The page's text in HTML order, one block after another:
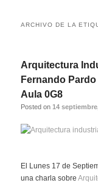
principal
secundario
ARCHIVO DE LA
Arquitectura
Fernando Pardo
Aula 0G8
Posted on14
El Lunes 17 de
una charla sobre